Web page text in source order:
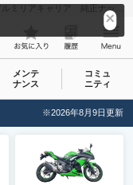
カワサキ(KAWASAKI) スーパーシェルパ２５０ 純正アルミリアキャリア 純正ナックルガード フロントインナーローフェンダー｜ミッツ・ハー｜新車・中古バイクなら【グーバイク(GooBike)】
メンテ
ナンス
コミュ
ニティ
※2026年8月9日更新